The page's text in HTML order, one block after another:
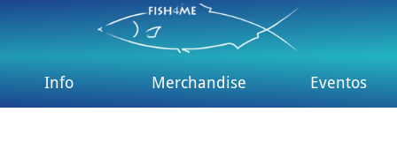
Info Merchandise Eventos